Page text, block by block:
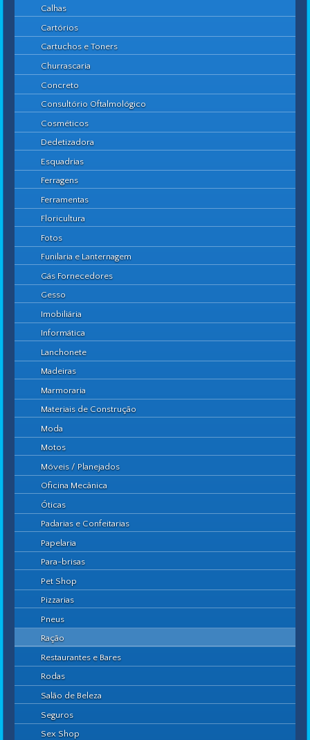
Calhas
Cartórios
Cartuchos e Toners
Churrascaria
Concreto
Consultório Oftalmológico
Cosméticos
Dedetizadora
Esquadrias
Ferragens
Ferramentas
Floricultura
Fotos
Funilaria e Lanternagem
Gás Fornecedores
Gesso
Imobiliária
Informática
Lanchonete
Madeiras
Marmoraria
Materiais de Construção
Moda
Motos
Móveis / Planejados
Oficina Mecânica
Óticas
Padarias e Confeitarias
Papelaria
Para-brisas
Pet Shop
Pizzarias
Pneus
Ração
Restaurantes e Bares
Rodas
Salão de Beleza
Seguros
Sex Shop